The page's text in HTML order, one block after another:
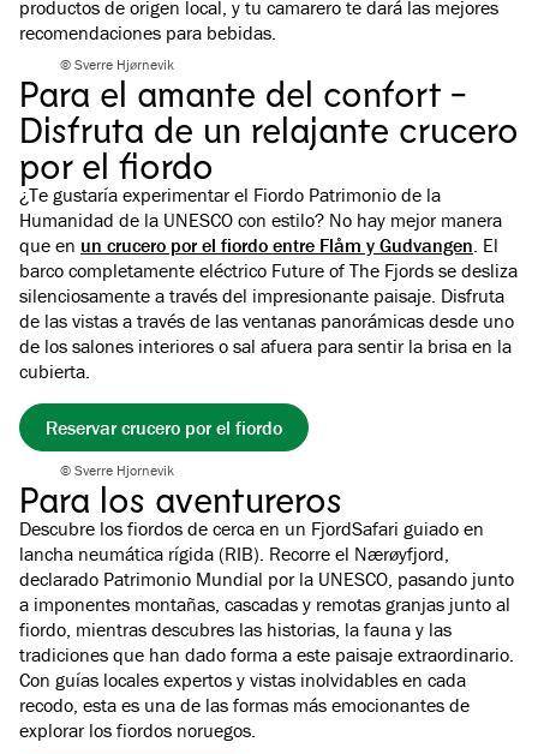
productos de origen local, y tu camarero te dará las mejores
recomendaciones para bebidas.
© Sverre Hjørnevik
Para el amante del confort -
Disfruta de un relajante crucero
por el fiordo
¿Te gustaría experimentar el Fiordo Patrimonio de la
Humanidad de la UNESCO con estilo? No hay mejor manera
que en un crucero por el fiordo entre Flåm y Gudvangen. El
barco completamente eléctrico Future of The Fjords se desliza
silenciosamente a través del impresionante paisaje. Disfruta
de las vistas a través de las ventanas panorámicas desde uno
de los salones interiores o sal afuera para sentir la brisa en la
cubierta.
Reservar crucero por el fiordo
© Sverre Hjornevik
Para los aventureros
Descubre los fiordos de cerca en un FjordSafari guiado en
lancha neumática rígida (RIB). Recorre el Nærøyfjord,
declarado Patrimonio Mundial por la UNESCO, pasando junto
a imponentes montañas, cascadas y remotas granjas junto al
fiordo, mientras descubres las historias, la fauna y las
tradiciones que han dado forma a este paisaje extraordinario.
Con guías locales expertos y vistas inolvidables en cada
recodo, esta es una de las formas más emocionantes de
explorar los fiordos noruegos.